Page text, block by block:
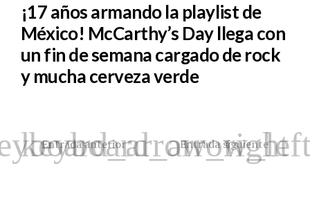
¡17 años armando la playlist de
México! McCarthy’s Day llega con
un fin de semana cargado de rock
y mucha cerveza verde
Entrada anterior Entrada siguiente